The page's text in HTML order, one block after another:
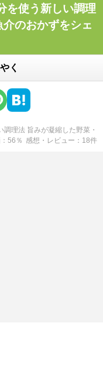
を使う新しい調理
のおかずをシェ
く
理法 旨みが凝縮した野菜・
56 ％ 感想・レビュー 18件